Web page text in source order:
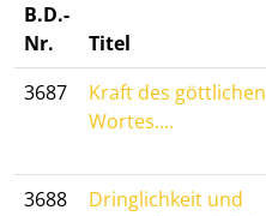
B.D.-
Nr.
Titel
3687
Kraft des göttlichen
Wortes....
3688
Dringlichkeit und